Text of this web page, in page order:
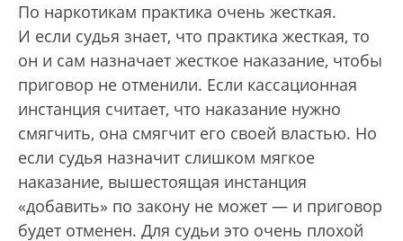
По наркотикам практика очень жесткая.
И если судья знает, что практика жесткая, то
он и сам назначает жесткое наказание, чтобы
приговор не отменили. Если кассационная
инстанция считает, что наказание нужно
смягчить, она смягчит его своей властью. Но
если судья назначит слишком мягкое
наказание, вышестоящая инстанция
«добавить» по закону не может — и приговор
будет отменен. Для судьи это очень плохой